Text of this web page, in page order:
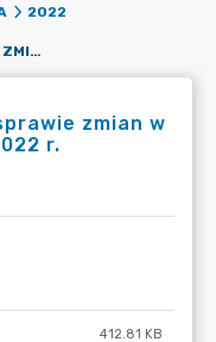
2022
OR.0050.1551.2022_ZB W SPRAWIE ZMIAN W BUDŻECIE MIASTA ŻORY NA 2022 R.
zmian w
r.
412.81 KB